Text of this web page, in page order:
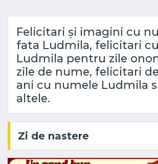
Felicitari și imagini cu
fata Ludmila, felicitari
Ludmila pentru zile
zile de nume, felicitari
ani cu numele Ludmila
altele.
Zi de nastere